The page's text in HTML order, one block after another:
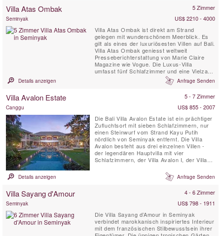
Villa Atas Ombak 5 Zimmer
Seminyak
US$ 2210 - 4000
Villa Atas Ombak ist direkt am Strand
gelegen mit wunderschönem Meerblick. Es
gilt als eines der luxuriösesten Villen auf Bali.
Villa Atas Ombak geniesst weltweit
Presseberichterstattung von Marie Claire
Magazine wie Vogue. Die Luxus-Villa
umfasst fünf Schlafzimmer und eine Vielzahl
Details anzeigen Anfrage Senden
Villa Avalon Estate 5 - 7 Zimmer
Canggu
US$ 855 - 2007
Die Bali Villa Avalon Estate ist ein prächtiger
Zufluchtsort mit sieben Schlafzimmern, nur
einen Steinwurf vom Strand Kayu Putih
nördlich von Seminyak entfernt. Die Villa
Avalon besteht aus drei einzelnen Villen -
der legendären Hauptvilla mit vier
Schlafzimmern, der Villa Avalon I, der Villa
Villa Avalon III mit einem Schlafzimmer. Jede
Villa befindet sich in einem wunderschön
Details anzeigen Anfrage Senden
Villa Sayang d'Amour 4 - 6 Zimmer
Seminyak
US$ 798 - 1911
Die Villa Sayang d’Amour in Seminyak
verbindet marokkanisch inspiriertes Interieur
mit dem französischen Stilbewusstsein ihrer